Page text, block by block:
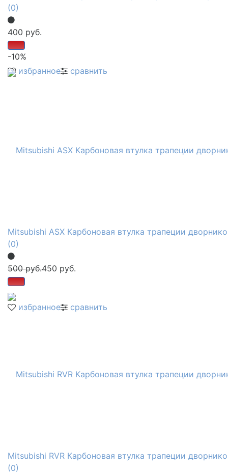
избранное сравнить
(0)
400 руб.
-10%
избранное сравнить
Mitsubishi ASX Карбоновая втулка трапеции
(0)
500 руб.450 руб.
Mitsubishi RVR Карбоновая втулка трапеции
(0)